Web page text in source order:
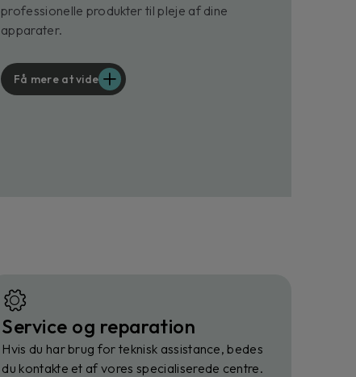
professionelle produkter til pleje af dine
apparater.
Få mere at vide
Service og reparation
Hvis du har brug for teknisk assistance, bedes
du kontakte et af vores specialiserede centre.